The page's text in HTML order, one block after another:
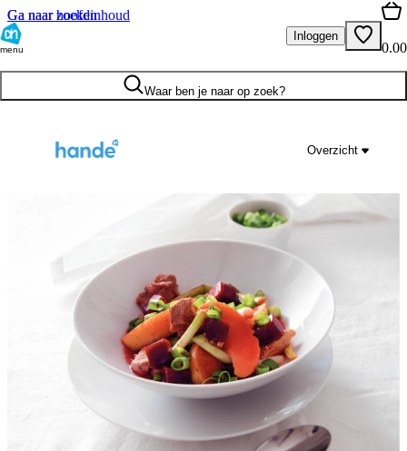
Ga naar hoofdinhoud
Ga naar zoeken
menu
Inloggen
0.00
Waar ben je naar op zoek?
Overzicht